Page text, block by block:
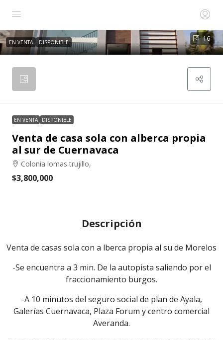
16
EN VENTA DISPONIBLE
EN VENTA DISPONIBLE
Venta de casa sola con alberca propia
al sur de Cuernavaca
Colonia lomas trujillo,
$3,800,000
Descripción
Venta de casas sola con a lberca propia al su de Morelos
-Se encuentra a 3 min. De la autopista saliendo por el
fraccionamiento burgos.
-A 10 minutos del seguro social de plan de Ayala,
Galerías Cuernavaca, Plaza Forum y centro comercial
Averanda.